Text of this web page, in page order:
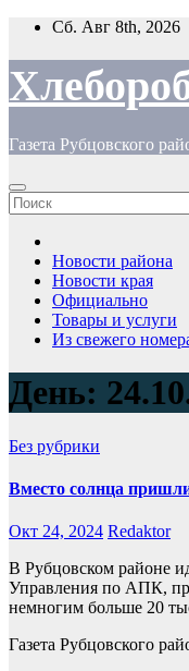
Перейти
содержимому
Сб. Авг 8th, 2026
Газета Рубцовского
Новости района
Новости края
Официально
Товары и услуги
Из свежего
День:
Без рубрики
Вместо солнца
Окт 24, 2024 Redaktor
В Рубцовском районе
Управления по АПК,
немногим больше 20
Газета Рубцовского